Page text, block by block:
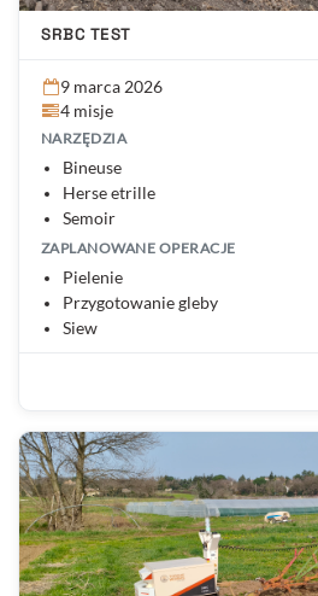
SRBC TEST
9 marca 2026
4 misje
NARZĘDZIA
Bineuse
Herse etrille
Semoir
ZAPLANOWANE OPERACJE
Pielenie
Przygotowanie gleby
Siew